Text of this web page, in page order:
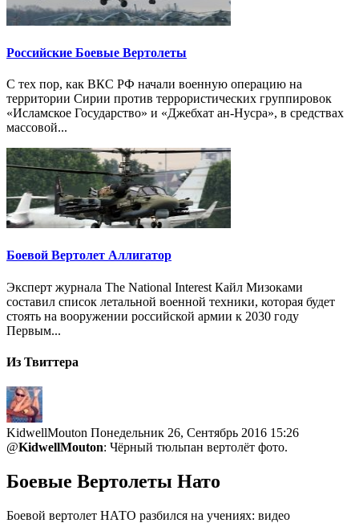
Российские Боевые Вертолеты
С тех пор, как ВКС РФ начали военную операцию на
территории Сирии против террористических группировок
«Исламское Государство» и «Джебхат ан-Нусра», в средствах
массовой...
Боевой Вертолет Аллигатор
Эксперт журнала The National Interest Кайл Мизоками
составил список летальной военной техники, которая будет
стоять на вооружении российской армии к 2030 году
Первым...
Из Твиттера
KidwellMouton Понедельник 26, Сентябрь 2016 15:26
@KidwellMouton: Чёрный тюльпан вертолёт фото.
Боевые Вертолеты Нато
Боевой вертолет НАТО разбился на учениях: видео